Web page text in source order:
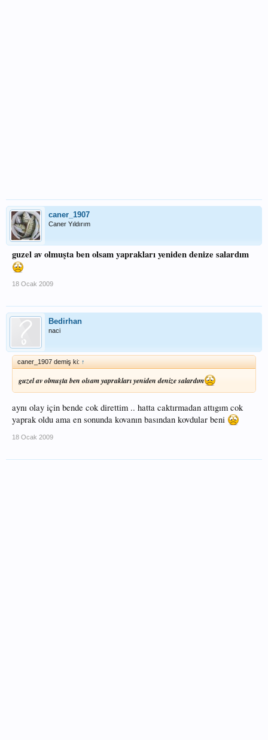
caner_1907
Caner Yıldırım
guzel av olmuşta ben olsam yaprakları yeniden denize salardım
18 Ocak 2009
Bedirhan
naci
caner_1907 demiş ki: ↑
guzel av olmuşta ben olsam yaprakları yeniden denize salardım
aynı olay için bende cok direttim .. hatta caktırmadan attıgım cok
yaprak oldu ama en sonunda kovanın basından kovdular beni
18 Ocak 2009